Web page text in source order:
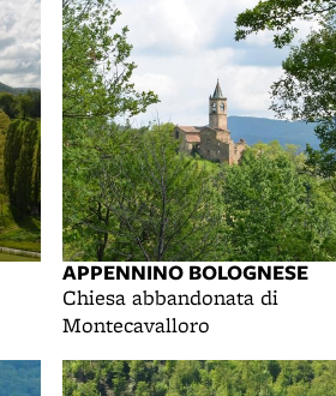
APPENNINO BOLOGNESE
Chiesa abbandonata di
Montecavalloro